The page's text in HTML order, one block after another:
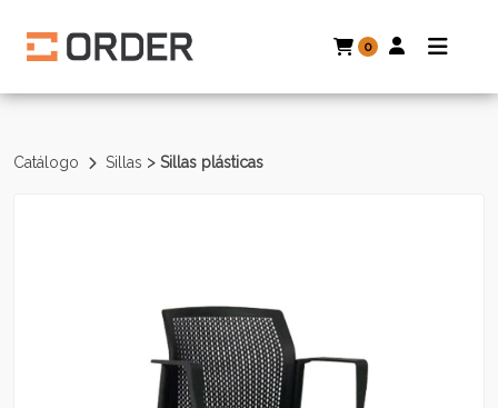
0
Catálogo Sillas > Sillas plásticas